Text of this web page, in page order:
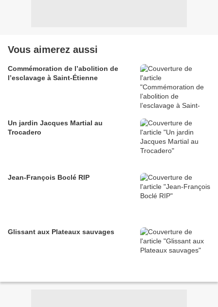
Vous aimerez aussi
Commémoration de l’abolition de
l’esclavage à Saint-Étienne
Un jardin Jacques Martial au
Trocadero
Jean-François Boclé RIP
Glissant aux Plateaux sauvages